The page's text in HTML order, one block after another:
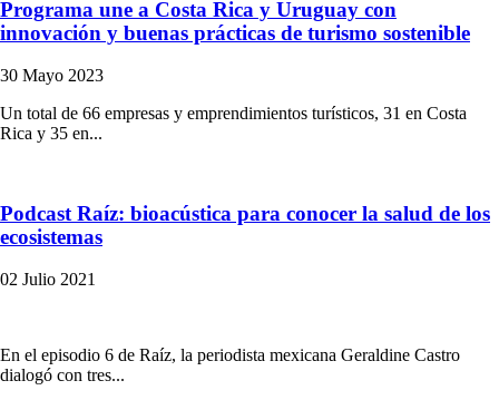
Programa une a Costa Rica y Uruguay con
innovación y buenas prácticas de turismo sostenible
30 Mayo 2023
Un total de 66 empresas y emprendimientos turísticos, 31 en Costa
Rica y 35 en...
Podcast Raíz: bioacústica para conocer la salud de los
ecosistemas
02 Julio 2021
En el episodio 6 de Raíz, la periodista mexicana Geraldine Castro
dialogó con tres...